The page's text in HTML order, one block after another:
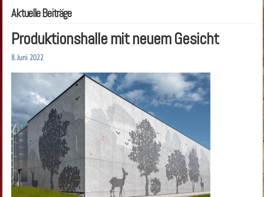
Aktuelle Beiträge
Produktionshalle mit neuem Gesicht
8. Juni 2022